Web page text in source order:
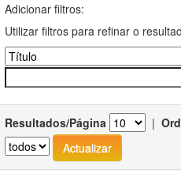
Adicionar filtros:
Utilizar filtros para refinar o
Resultados/Página |